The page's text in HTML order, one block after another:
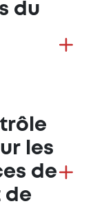
du
les
de
de